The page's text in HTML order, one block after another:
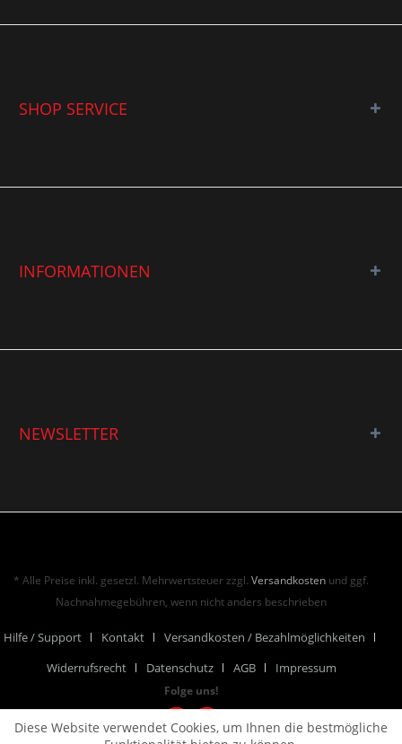
SHOP SERVICE
INFORMATIONEN
NEWSLETTER
* Alle Preise inkl. gesetzl. Mehrwertsteuer zzgl.Versandkosten und ggf.
Nachnahmegebühren, wenn nicht anders beschrieben
Hilfe / Support Kontakt
Versandkosten / Bezahlmöglichkeiten
Widerrufsrecht
Datenschutz AGB Impressum
Folge uns!
Diese Website verwendet Cookies, um Ihnen die bestmögliche